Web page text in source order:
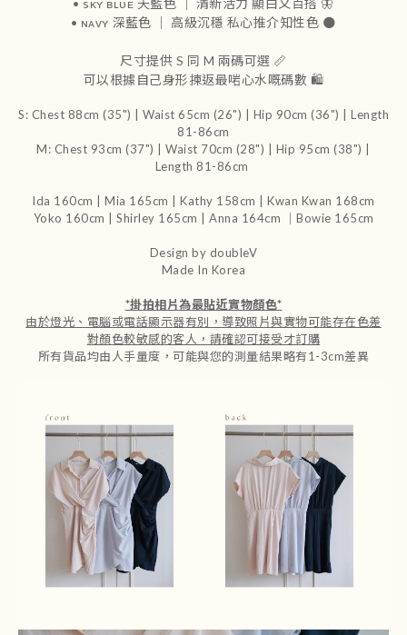
• ɴᴀᴠʏ 深藍色 ｜ 高級沉穩 私心推介知性色 🌑
尺寸提供 S 同 M 兩碼可選 📏
可以根據自己身形揀返最啱心水嘅碼數 🛍️
S: Chest 88cm (35") | Waist 65cm (26") | Hip 90cm (36") | Length
81-86cm
M: Chest 93cm (37") | Waist 70cm (28") | Hip 95cm (38") |
Length 81-86cm
Ida 160cm | Mia 165cm | Kathy 158cm |Kwan Kwan 168cm
Yoko 160cm | Shirley 165cm
| Anna 164cm ｜Bowie 165cm
Design by doubleV
Made In Korea
*掛拍相片為最貼近實物顏色*
由於燈光、電腦或電話顯示器有別，導致照片與實物可能存在色差
對顏色較敏感的客人，請確認可接受才訂購
所有貨品均由人手量度，可能與您的測量結果略有1-3cm差異